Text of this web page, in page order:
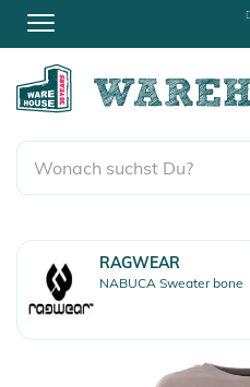
RAGWEAR
NABUCA Sweater bone